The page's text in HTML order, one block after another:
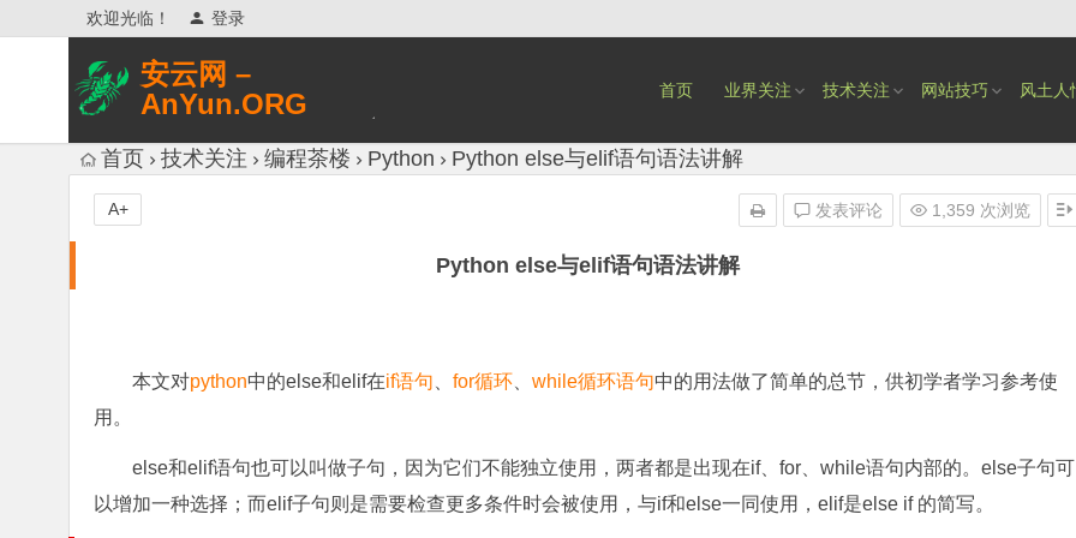
欢迎光临！ 登录
安云网 –
AnYun.ORG
网络安全研究、网络各种猎奇八卦。
首页 业界关注 技术关注 网站技巧 风土人
首页 技术关注 编程茶楼 Python Python else与elif语句语法讲解
Python else与elif语句语法讲解
发表评论 1,359 次浏览
A+
本文对python中的else和elif在if语句 for循环 while循环语句中的用法做了简单的总节，供初学者学习参考使
用。
else和elif语句也可以叫做子句，因为它们不能独立使用，两者都是出现在if、for、while语句内部的。else子句可
以增加一种选择；而elif子句则是需要检查更多条件时会被使用，与if和else一同使用，elif是else if 的简写。